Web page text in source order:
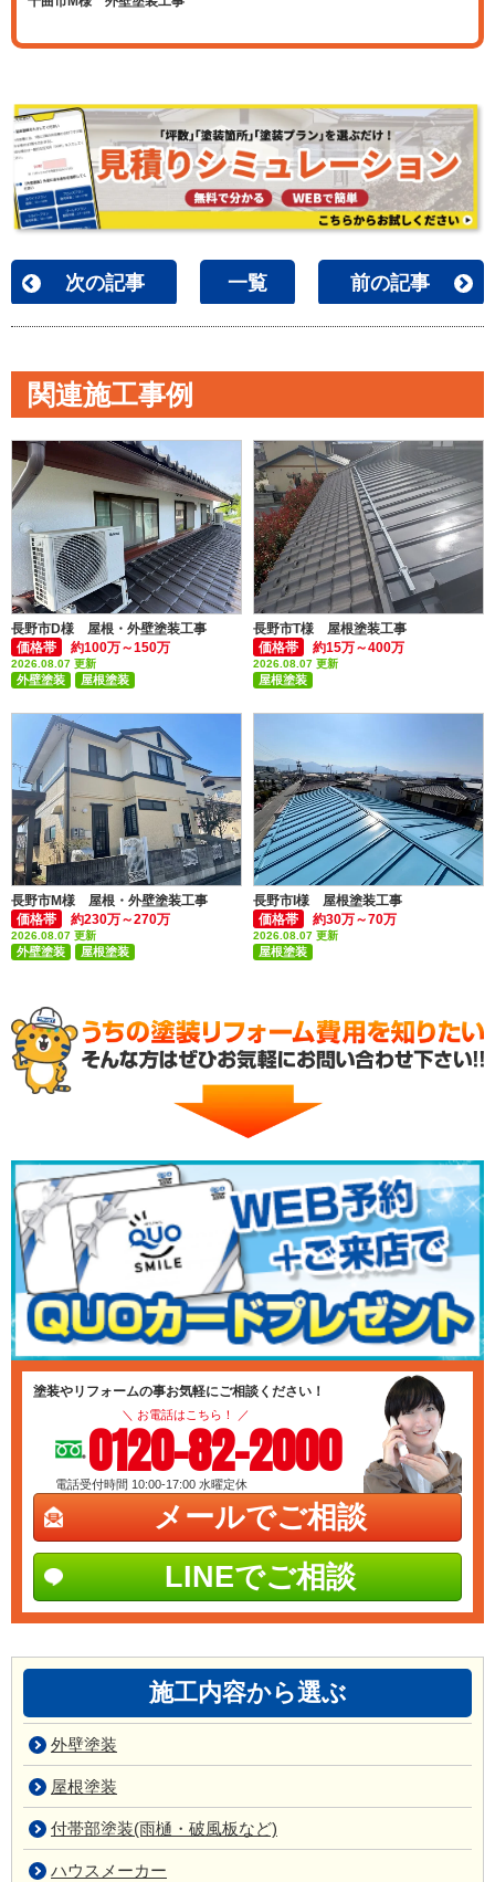
次の記事 一覧 前の記事
関連施工事例
長野市D様 屋根・外壁塗装工事
価格帯
約100万～150万
2026.08.07 更新
外壁塗装
屋根塗装
長野市T様 屋根塗装工事
価格帯
約15万～400万
2026.08.07 更新
屋根塗装
長野市M様 屋根・外壁塗装工事
価格帯
約230万～270万
2026.08.07 更新
外壁塗装
屋根塗装
長野市I様 屋根塗装工事
価格帯
約30万～70万
2026.08.07 更新
屋根塗装
塗装やリフォームの事お気軽にご相談ください！
＼ お電話はこちら！ ／
0120-82-2000
電話受付時間 10:00-17:00 水曜定休
メールでご相談
LINEでご相談
施工内容から選ぶ
外壁塗装
屋根塗装
付帯部塗装(雨樋・破風板など)
ハウスメーカー